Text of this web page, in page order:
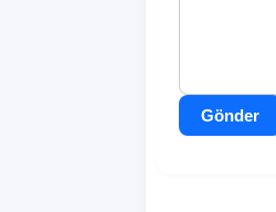
Gönder